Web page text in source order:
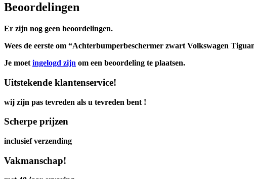
Beoordelingen
Er zijn nog geen beoordelingen.
Wees de eerste om “Achterbumperbeschermer zwart Volkswagen
Je moet ingelogd zijn om een beoordeling te plaatsen.
Uitstekende klantenservice!
wij zijn pas tevreden als u tevreden bent !
Scherpe prijzen
inclusief verzending
Vakmanschap!